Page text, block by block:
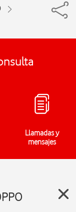
Llamadas y
mensajes